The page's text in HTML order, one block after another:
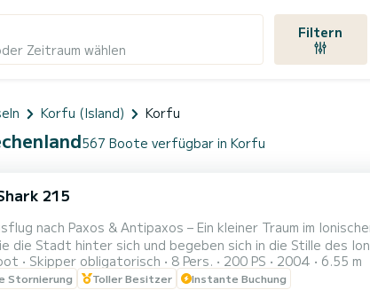
Zeitraum wählen
Filtern
Korfu (Island) Korfu
567 Boote verfügbar in Korfu
215
nach Paxos & Antipaxos – Ein kleiner Traum im
die Stadt hinter sich und begeben sich in die Stille des
Wasser spiegelt den Himmel wider, und Ihr Blick
Zipfel von Paxos. Hier scheint die Zeit stillzustehen.
Skipper obligatorisch 8 Pers. 200 PS 2004 6.55 m
Stornierung Toller Besitzer Instante Buchung